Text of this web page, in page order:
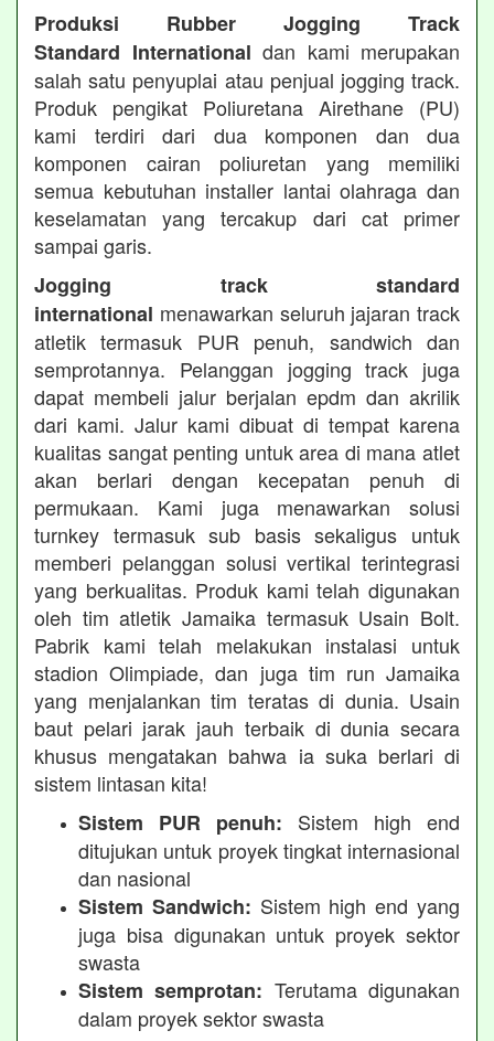
Produksi Rubber Jogging Track
Standard International dan kami merupakan
salah satu penyuplai atau penjual jogging track.
Produk pengikat Poliuretana Airethane (PU)
kami terdiri dari dua komponen dan dua
komponen cairan poliuretan yang memiliki
semua kebutuhan installer lantai olahraga dan
keselamatan yang tercakup dari cat primer
sampai garis.
Jogging track standard
international menawarkan seluruh jajaran track
atletik termasuk PUR penuh, sandwich dan
semprotannya. Pelanggan jogging track juga
dapat membeli jalur berjalan epdm dan akrilik
dari kami. Jalur kami dibuat di tempat karena
kualitas sangat penting untuk area di mana atlet
akan berlari dengan kecepatan penuh di
permukaan. Kami juga menawarkan solusi
turnkey termasuk sub basis sekaligus untuk
memberi pelanggan solusi vertikal terintegrasi
yang berkualitas. Produk kami telah digunakan
oleh tim atletik Jamaika termasuk Usain Bolt.
Pabrik kami telah melakukan instalasi untuk
stadion Olimpiade, dan juga tim run Jamaika
yang menjalankan tim teratas di dunia. Usain
baut pelari jarak jauh terbaik di dunia secara
khusus mengatakan bahwa ia suka berlari di
sistem lintasan kita!
Sistem PUR penuh: Sistem high end
ditujukan untuk proyek tingkat internasional
dan nasional
Sistem Sandwich: Sistem high end yang
juga bisa digunakan untuk proyek sektor
swasta
Sistem semprotan: Terutama digunakan
dalam proyek sektor swasta